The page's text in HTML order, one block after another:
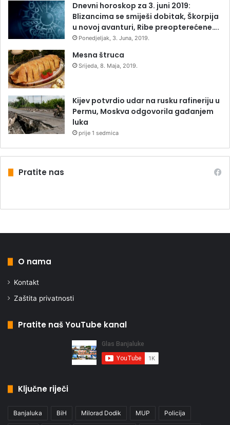
Dnevni horoskop za 3. juni 2019:
Blizancima se smiješi dobitak, Škorpija
u novoj avanturi, Ribe preopterećene….
Ponedjeljak, 3. Juna, 2019.
Mesna štruca
Srijeda, 8. Maja, 2019.
Kijev potvrdio udar na rusku rafineriju u
Permu, Moskva odgovorila gađanjem
luka
prije 1 sedmica
Pratite nas
O nama
Kontakt
Zaštita privatnosti
Pratite naš YouTube kanal
Ključne riječi
Banjaluka BiH Milorad Dodik MUP Policija